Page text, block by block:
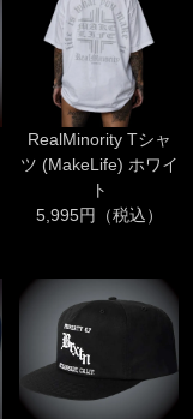
RealMinority Tシャ
ツ (MakeLife) ホワイ
ト
5,995円（税込）